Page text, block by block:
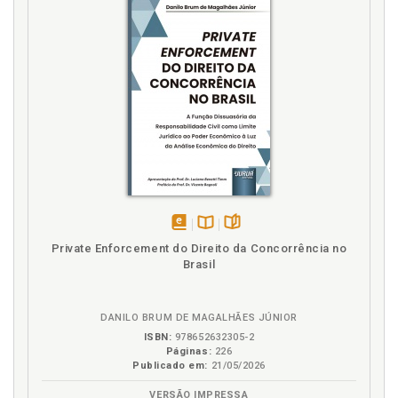
fundamentais, p. 54
Empreendedorismo x associativismo, p. 85
Estado. Regulamentação da atividade, a não
interferência do Estado no funcionamento das
Estudo sobre a legalidade da criação e formação
Função social. Direito da pessoa de baixa renda em
ser assegurada, p. 117
disponível
em
Disponível
na
páginas
Private Enforcement do Direito da Concorrência no
Brasil
DANILO BRUM DE MAGALHÃES JÚNIOR
ISBN: 978652632305-2
Páginas: 226
Publicado em: 21/05/2026
VERSÃO IMPRESSA